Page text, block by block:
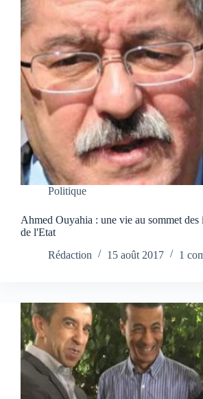
Politique
Ahmed Ouyahia : une vie au sommet des
de l'Etat
Rédaction
15 août 2017 1